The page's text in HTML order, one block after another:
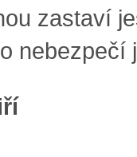
zastaví
nebezpečí